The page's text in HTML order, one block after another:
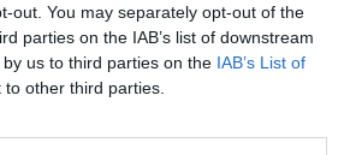
out. You may separately opt-out of the
parties on the IAB’s list of downstream
us to third parties on the IAB’s List of
other third parties.